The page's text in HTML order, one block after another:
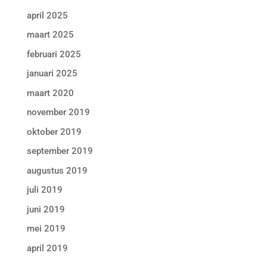
april 2025
maart 2025
februari 2025
januari 2025
maart 2020
november 2019
oktober 2019
september 2019
augustus 2019
juli 2019
juni 2019
mei 2019
april 2019